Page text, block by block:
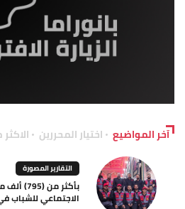
آخر المواضيع اختيار المحررين
التقارير المصورة
بأكثر
الاجتماعي للشباب